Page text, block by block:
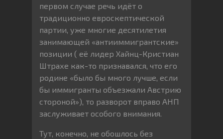
первом случае речь идёт о
традиционно евроскептической
партии, уже многие десятилетия
занимающей «антииммигрантские»
позиции ( её лидер Хайнц-Кристиан
Штрахе как-то признавался, что его
родине «было бы много лучше, если
бы иммигранты объезжали Австрию
стороной»), то разворот вправо АНП
заслуживает особого внимания.
Тут, конечно, не обошлось без